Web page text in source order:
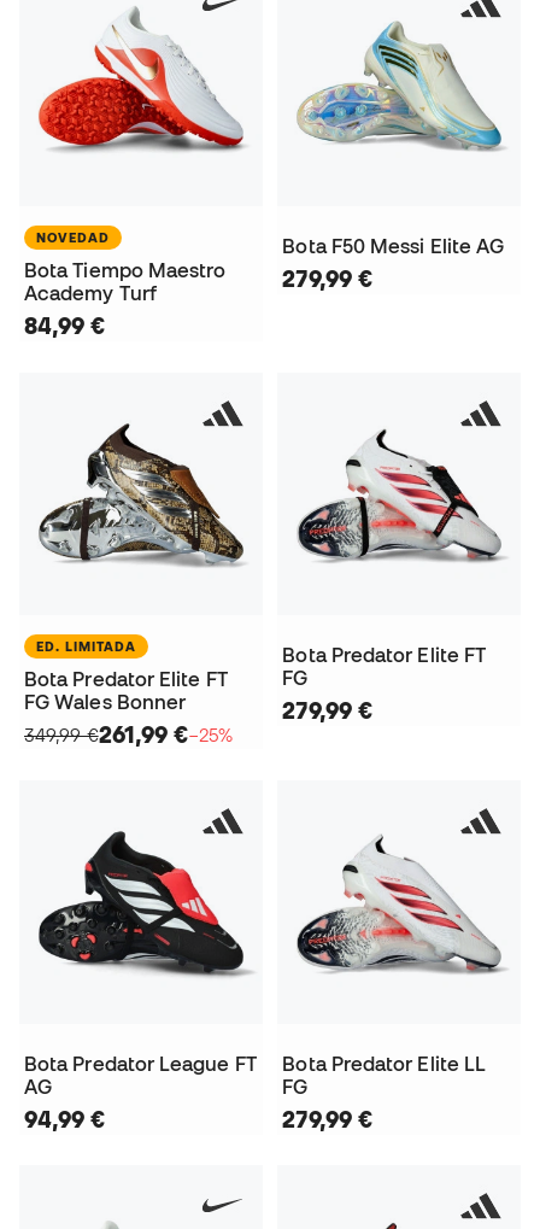
NOVEDAD
Bota Tiempo Maestro
Academy Turf
84,99 €
Bota F50 Messi Elite AG
279,99 €
ED. LIMITADA
Bota Predator Elite FT
FG Wales Bonner
349,99 €261,99 €−25%
Bota Predator Elite FT
FG
279,99 €
Bota Predator League FT
AG
94,99 €
Bota Predator Elite LL
FG
279,99 €